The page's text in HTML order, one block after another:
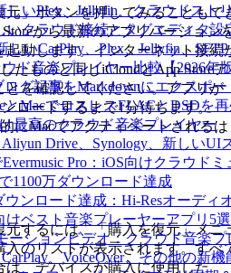
しいPlex、Jellyfin、クラウドス
いクラウド接続とタグエディタ設
しいCarPlay、Plex、Jellyfin、
ウド音楽プレイヤー比較【2026年
ログ記事をMarkdownにエクスポー
とMacでロスレスFLACとDSDを
け最高のクラウド音楽プレイヤー
Aliyun Drive、Synology、新しいUI
Evermusic Pro：iOS向けクラウド
1100万ダウンロード達成
ウンロード達成：Hi-Resオーディ
けベスト音楽プレーヤーアプリ5選
ーションビデオ：クラウド音楽
CarPlay、VoiceOver、その他の新機
元」ボタンを押してみることもで
から最新のアプリバージョン
起動します。インターネット接続
たものと同じiCloudとApp Storeア
とを確認してください。アプリが
ロードするまで1分待ちます。
にMacでアクティベートされるは
元するには、「購入を復元」メニ
入のリストが表示されます。すべ
、デバイスが購入に使用した